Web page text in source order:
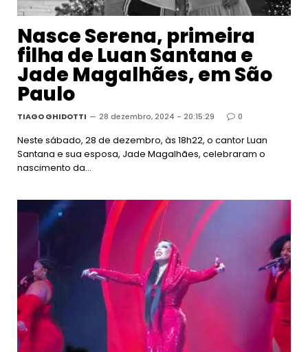
Nasce Serena, primeira
filha de Luan Santana e
Jade Magalhães, em São
Paulo
TIAGO GHIDOTTI 28 dezembro, 2024 - 20:15:29 0
Neste sábado, 28 de dezembro, às 18h22, o cantor Luan
Santana e sua esposa, Jade Magalhães, celebraram o
nascimento da…